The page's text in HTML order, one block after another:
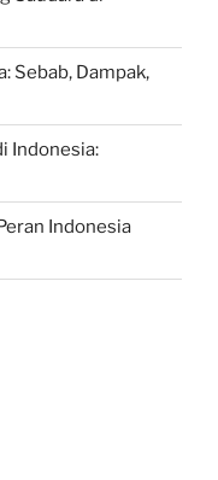
Sebab, Dampak,
Indonesia:
Indonesia